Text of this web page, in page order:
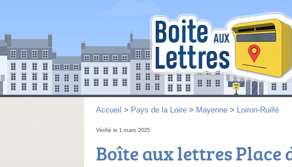
Accueil > Pays de la Loire > Mayenne > Loiron-Ruillé
Vérifié le 1 mars 2025
Boîte aux lettres Place